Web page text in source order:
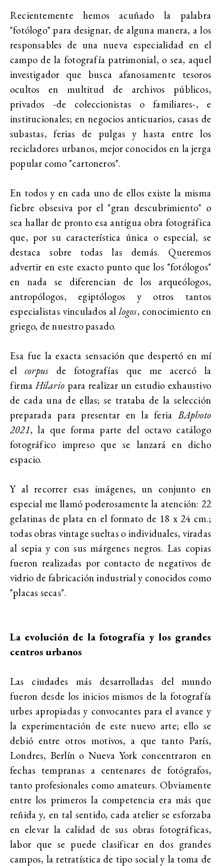
Recientemente hemos acuñado la palabra
"fotólogo" para designar, de alguna manera, a los
responsables de una nueva especialidad en el
campo de la fotografía patrimonial, o sea, aquel
investigador que busca afanosamente tesoros
ocultos en multitud de archivos públicos,
privados -de coleccionistas o familiares-, e
institucionales; en negocios anticuarios, casas de
subastas, ferias de pulgas y hasta entre los
recicladores urbanos, mejor conocidos en la jerga
popular como "cartoneros".
En todos y en cada uno de ellos existe la misma
fiebre obsesiva por el "gran descubrimiento" o
sea hallar de pronto esa antigua obra fotográfica
que, por su característica única o especial, se
destaca sobre todas las demás. Queremos
advertir en este exacto punto que los "fotólogos"
en nada se diferencian de los arqueólogos,
antropólogos, egiptólogos y otros tantos
especialistas vinculados al logos, conocimiento en
griego, de nuestro pasado.
Esa fue la exacta sensación que despertó en mí
el corpus de fotografías que me acercó la
firmaHilario para realizar un estudio exhaustivo
de cada una de ellas; se trataba de la selección
preparada para presentar en la feriaBAphoto
2021, la que forma parte del octavo catálogo
fotográfico impreso que se lanzará en dicho
espacio.
Y al recorrer esas imágenes, un conjunto en
especial me llamó poderosamente la atención: 22
gelatinas de plata en el formato de 18 x 24 cm.;
todas obras vintage sueltas o individuales, viradas
al sepia y con sus márgenes negros. Las copias
fueron realizadas por contacto de negativos de
vidrio de fabricación industrial y conocidos como
"placas secas".
La evolución de la fotografía y los grandes
centros urbanos
Las ciudades más desarrolladas del mundo
fueron desde los inicios mismos de la fotografía
urbes apropiadas y convocantes para el avance y
la experimentación de este nuevo arte; ello se
debió entre otros motivos, a que tanto París,
Londres, Berlín o Nueva York concentraron en
fechas tempranas a centenares de fotógrafos,
tanto profesionales como amateurs. Obviamente
entre los primeros la competencia era más que
reñida y, en tal sentido, cada atelier se esforzaba
en elevar la calidad de sus obras fotográficas,
labor que se puede clasificar en dos grandes
campos, la retratística de tipo social y la toma de